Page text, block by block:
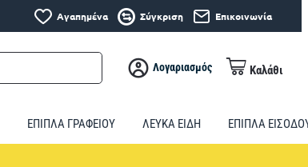
Αγαπημένα Σύγκριση Επικοινωνία
Λογαριασμός Καλάθι
ΕΠΙΠΛΑ ΓΡΑΦΕΙΟΥ ΛΕΥΚΑ ΕΙΔΗ ΕΠΙΠΛΑ